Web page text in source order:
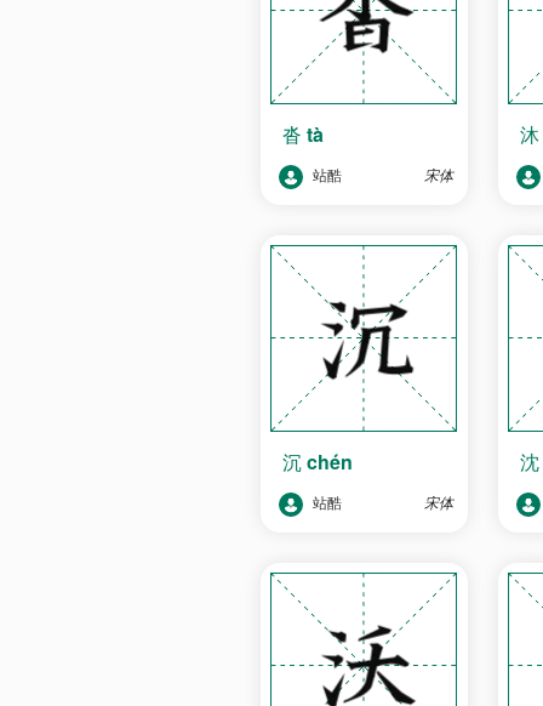
沓 tà
站酷 宋体
沐
沉chén
站酷 宋体
沈